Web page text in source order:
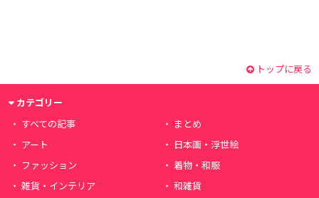
トップに戻る
カテゴリー
すべての記事
まとめ
アート
日本画・浮世絵
ファッション
着物・和服
雑貨・インテリア
和雑貨